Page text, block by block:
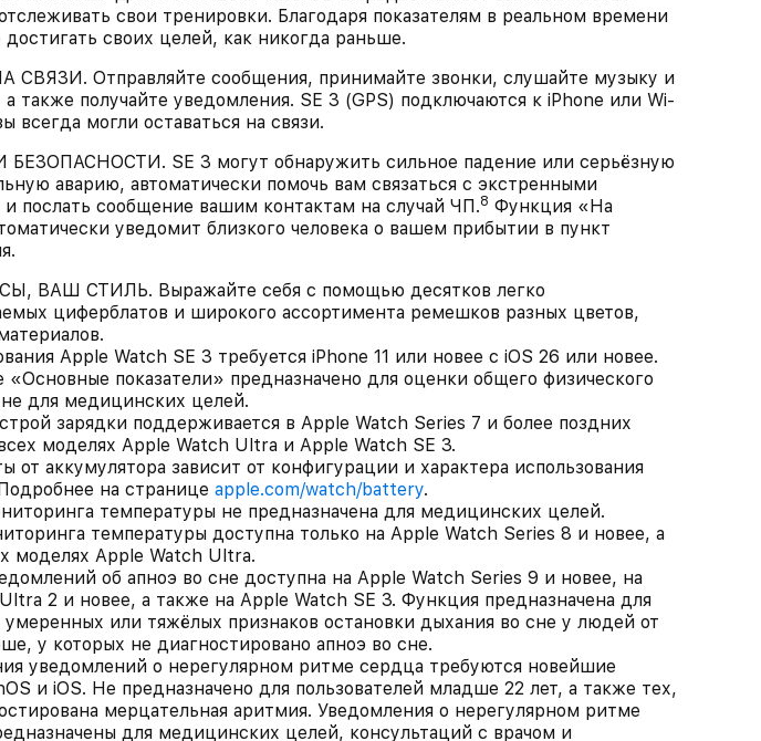
свои тренировки. Благодаря показателям в реальном времени
достигать своих целей, как никогда раньше.
СВЯЗИ. Отправляйте сообщения, принимайте звонки, слушайте музыку и
а также получайте уведомления. SE 3 (GPS) подключаются к iPhone или Wi-
всегда могли оставаться на связи.
SE 3 могут обнаружить сильное падение или серьёзную
аварию, автоматически помочь вам связаться с экстренными
послать сообщение вашим контактам на случай ЧП.8 Функция «На
уведомит близкого человека о вашем прибытии в пункт
ВАШ СТИЛЬ. Выражайте себя с помощью десятков легко
циферблатов и широкого ассортимента ремешков разных цветов,
Apple Watch SE 3 требуется iPhone 11 или новее с iOS 26 или новее.
показатели» предназначено для оценки общего физического
не для медицинских целей.
зарядки поддерживается в Apple Watch Series 7 и более поздних
моделях Apple Watch Ultra и Apple Watch SE 3.
от аккумулятора зависит от конфигурации и характера использования
на странице apple.com/watch/battery.
температуры не предназначена для медицинских целей.
температуры доступна только на Apple Watch Series 8 и новее, а
моделях Apple Watch Ultra.
об апноэ во сне доступна на Apple Watch Series 9 и новее, на
2 и новее, а также на Apple Watch SE 3. Функция предназначена для
умеренных или тяжёлых признаков остановки дыхания во сне у людей от
у которых не диагностировано апноэ во сне.
уведомлений о нерегулярном ритме сердца требуются новейшие
и iOS. Не предназначено для пользователей младше 22 лет, а также тех,
мерцательная аритмия. Уведомления о нерегулярном ритме
для медицинских целей, консультаций с врачом и